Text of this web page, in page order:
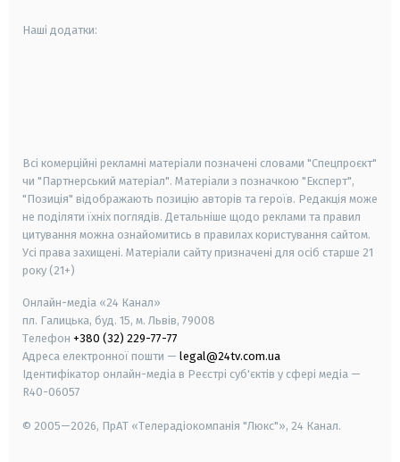
Наші додатки:
Всі комерційні рекламні матеріали позначені словами "Спецпроєкт"
чи "Партнерський матеріал". Матеріали з позначкою "Експерт",
"Позиція" відображають позицію авторів та героїв. Редакція може
не поділяти їхніх поглядів. Детальніше щодо реклами та правил
цитування можна ознайомитись в правилах користування сайтом.
Усі права захищені. Матеріали сайту призначені для осіб старше 21
року (21+)
Онлайн-медіа «24 Канал»
пл. Галицька, буд. 15, м. Львів, 79008
Телефон +380 (32) 229-77-77
Адреса електронної пошти — legal@24tv.com.ua
Ідентифікатор онлайн-медіа в Реєстрі суб'єктів у сфері медіа —
R40-06057
© 2005—2026, ПрАТ «Телерадіокомпанія "Люкс"», 24 Канал.